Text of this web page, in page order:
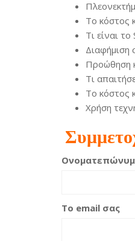
Tο κόστος
Τι είναι το
Διαφήμιση
Προώθηση
Τι
To κόστος
Χρήση
Το email σας